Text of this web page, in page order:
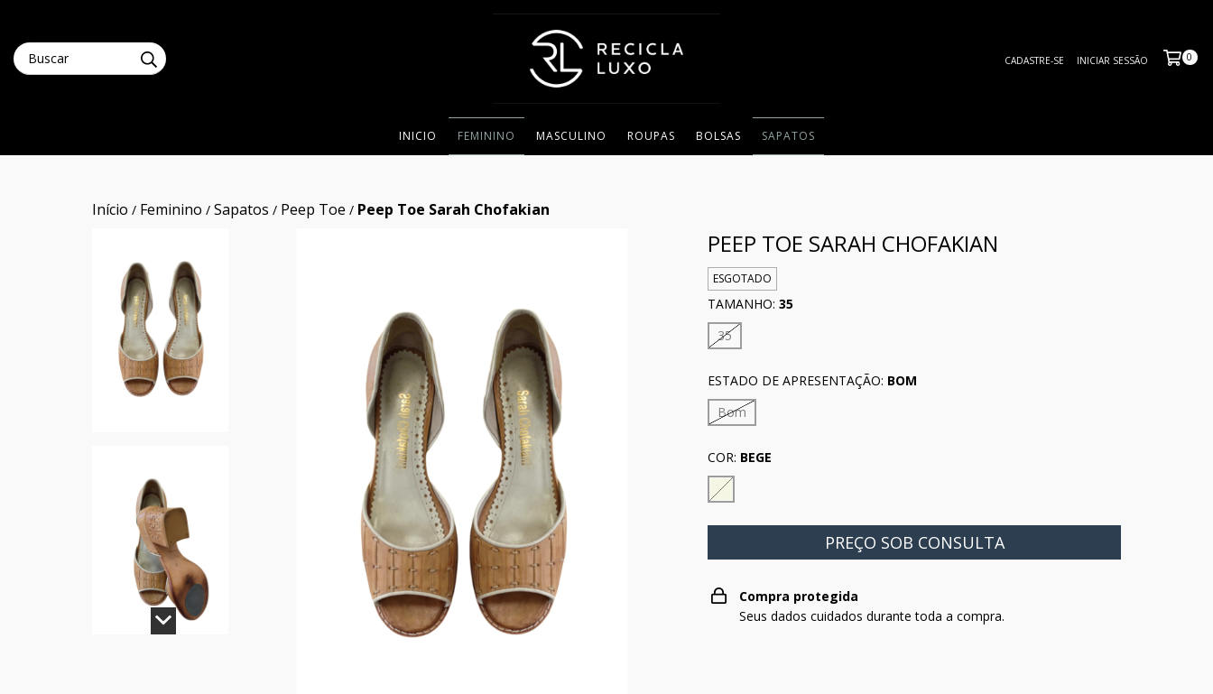
CADASTRE-SE INICIAR SESSÃO 0
INICIO FEMININO MASCULINO ROUPAS BOLSAS SAPATOS
Início / Feminino / Sapatos / Peep Toe / Peep Toe Sarah Chofakian
PEEP TOE SARAH CHOFAKIAN
ESGOTADO
TAMANHO: 35
35
ESTADO DE APRESENTAÇÃO: BOM
Bom
COR: BEGE
Compra protegida
Seus dados cuidados durante toda a compra.